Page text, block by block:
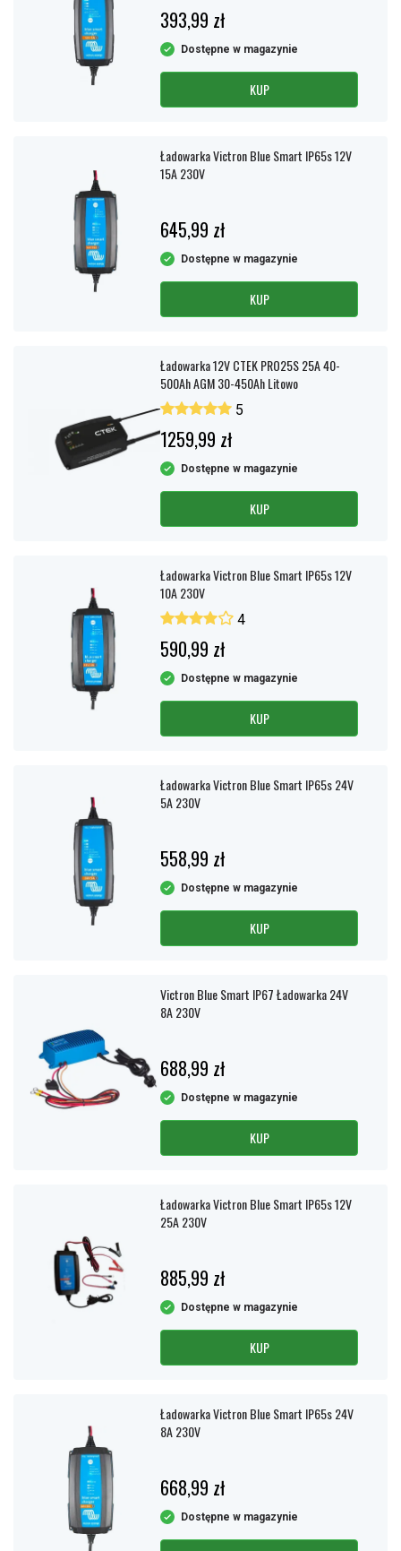
393,99 zł
Dostępne w magazynie
KUP
Ładowarka Victron Blue Smart IP65s 12V
15A 230V
645,99 zł
Dostępne w magazynie
KUP
Ładowarka 12V CTEK PRO25S 25A 40-
500Ah AGM 30-450Ah Litowo
5
1259,99 zł
Dostępne w magazynie
KUP
Ładowarka Victron Blue Smart IP65s 12V
10A 230V
4
590,99 zł
Dostępne w magazynie
KUP
Ładowarka Victron Blue Smart IP65s 24V
5A 230V
558,99 zł
Dostępne w magazynie
KUP
Victron Blue Smart IP67 Ładowarka 24V
8A 230V
688,99 zł
Dostępne w magazynie
KUP
Ładowarka Victron Blue Smart IP65s 12V
25A 230V
885,99 zł
Dostępne w magazynie
KUP
Ładowarka Victron Blue Smart IP65s 24V
8A 230V
668,99 zł
Dostępne w magazynie